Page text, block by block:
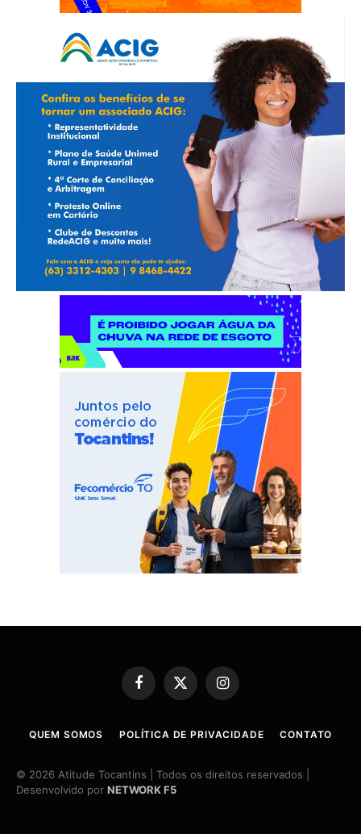
Facebook
X
(Twitter)
Instagram
QUEM SOMOS POLÍTICA DE PRIVACIDADE CONTATO
© 2026 Atitude Tocantins | Todos os direitos reservados |
Desenvolvido por NETWORK F5